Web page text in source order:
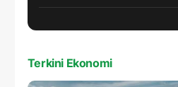
Terkini Ekonomi